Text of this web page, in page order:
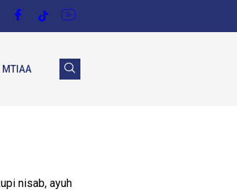
MTIAA
nisab, ayuh